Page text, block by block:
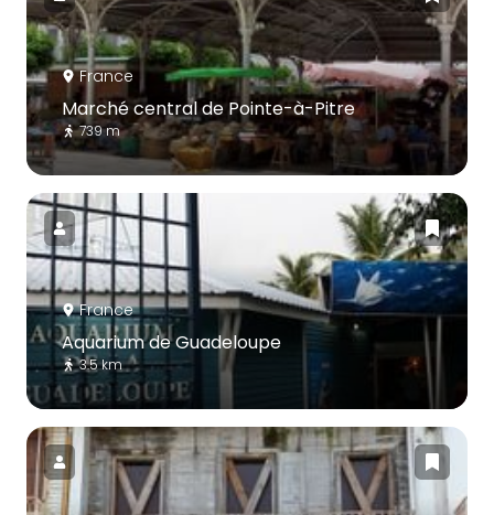
France
Marché central de Pointe-à-Pitre
739 m
France
Aquarium de Guadeloupe
3.5 km